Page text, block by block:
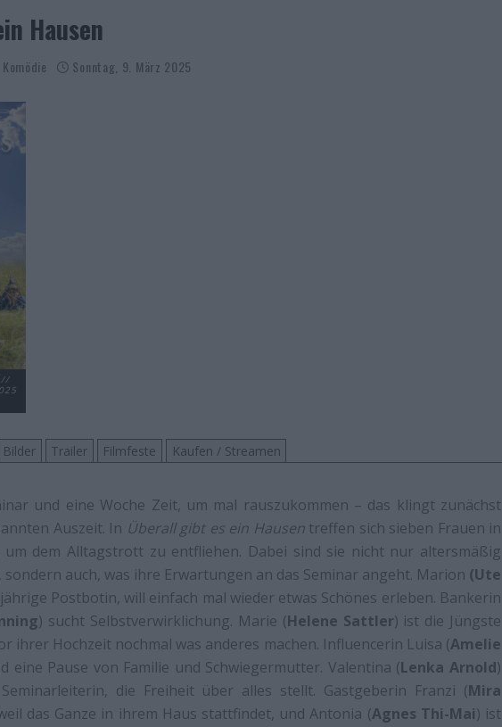
Hausen
Komödie Sonntag, 9. März 2025
//
Bilder Trailer Filmfeste Kaufen / Streamen
und eine Woche Zeit, um mal rauszukommen – das klingt zunächst
Auszeit. In Überall gibt es ein Hausentreffen sich sieben Frauen in
um dem Alltagstrott zu entfliehen. Dabei sind sie nicht nur altersmäßig
auch, was ihre Erwartungen an das Seminar angeht. Marion (Ute
Postbotin, will einfach mal wieder etwas Schönes erleben. Bankerin
) sucht Selbstverwirklichung. Marie (Helene Sattler) ist die Jüngste
ihrer Hochzeit nochmal was anderes machen. Influencerin Luisa (Amelie
eine Pause von Familie und Schwiegermutter. Valentina (Lenka Arnold)
die Freiheit über alles stellt. Gastgeberin Franzi (Mira
das Ganze in ihrem Haus stattfindet, und Antonia (Agnes Thi-Mai) ist